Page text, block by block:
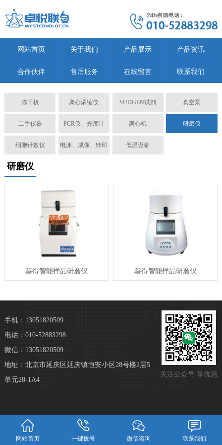
网站首页 关于我们 产品展示 产品资讯
合作伙伴 售后服务 在线留言 联系我们
冻干机 离心浓缩仪 SUDGEN试剂 真空泵
二手仪器 PCR仪、光度计 离心机 研磨仪
细胞计数仪 电泳、成像、转印 低温设备
研磨仪
赫得智能样品研磨仪 赫得智能样品研磨仪
关注公众号 享优惠
手机：13051820509
电话：010-52883298
微信：13051820509
地址：北京市延庆区延庆镇恒安小区28号楼2层5
单元28-1A4
网站首页 一键拨号 微信咨询 联系我们